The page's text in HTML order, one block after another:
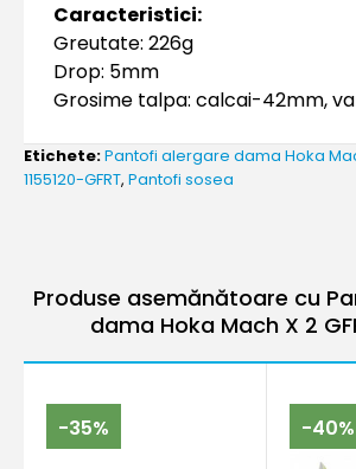
Caracteristici:
Greutate: 226g
Drop: 5mm
Grosime talpa: calcai-42mm,
Etichete:Pantofi alergare dama Hoka
1155120-GFRT, Pantofi sosea
Produse asemănătoare cu
dama Hoka Mach X 2
-35% -40%